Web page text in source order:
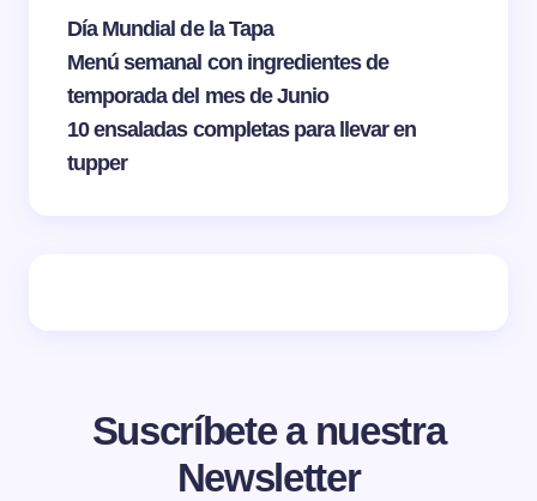
Día Mundial de la Tapa
Menú semanal con ingredientes de
temporada del mes de Junio
10 ensaladas completas para llevar en
tupper
Suscríbete a nuestra
Newsletter